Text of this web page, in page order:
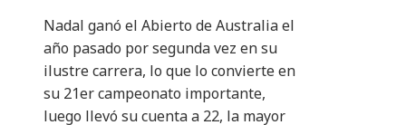
Nadal ganó el Abierto de Australia el
año pasado por segunda vez en su
ilustre carrera, lo que lo convierte en
su 21er campeonato importante,
luego llevó su cuenta a 22, la mayor